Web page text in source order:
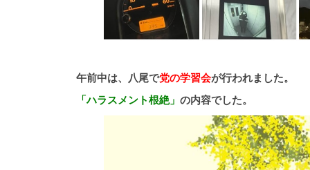
午前中は、八尾で党の学習会が行われました。
「ハラスメント根絶」 の内容でした。